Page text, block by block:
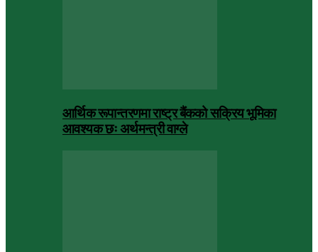
आर्थिक रूपान्तरणमा राष्ट्र बैंकको सक्रिय भूमिका
आवश्यक छः अर्थमन्त्री वाग्ले